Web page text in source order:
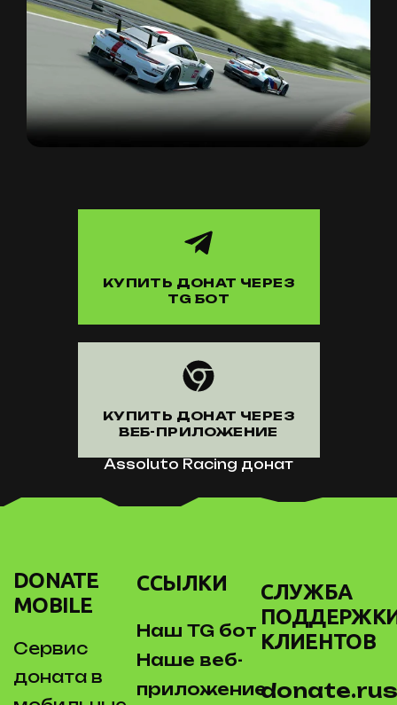
КУПИТЬ ДОНАТ ЧЕРЕЗ
TG БОТ
КУПИТЬ ДОНАТ ЧЕРЕЗ
ВЕБ-ПРИЛОЖЕНИЕ
Assoluto Racing донат
DONATE
MOBILE
Сервис
доната в
ССЫЛКИ
Наш TG бот
Наше веб-
приложение
СЛУЖБА
КЛИЕНТОВ